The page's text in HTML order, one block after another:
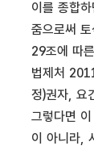
이를 종합
줌으로써
29조에 따
법제처
정)권자, 요
그렇다면
이 아니라,